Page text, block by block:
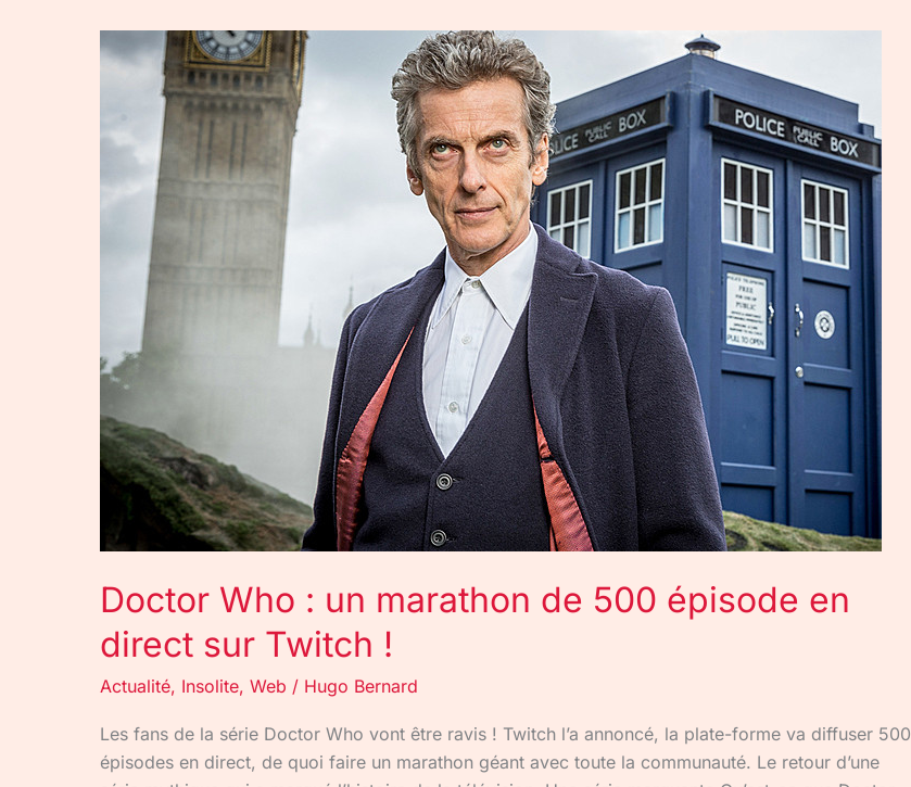
Doctor Who : un marathon de 500 épisode en
direct sur Twitch !
Actualité, Insolite, Web / Hugo Bernard
Les fans de la série Doctor Who vont être ravis ! Twitch l’a annoncé, la plate-forme va diffuser 500
épisodes en direct, de quoi faire un marathon géant avec toute la communauté. Le retour d’une
Doctor
Who
un
marathon
de
épisode
Twitch